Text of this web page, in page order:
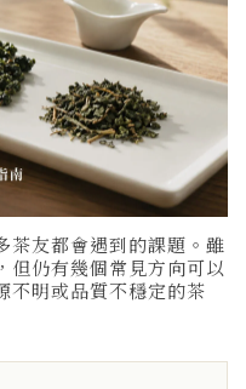
茶友都會遇到的課題。雖
但仍有幾個常見方向可以
不明或品質不穩定的茶